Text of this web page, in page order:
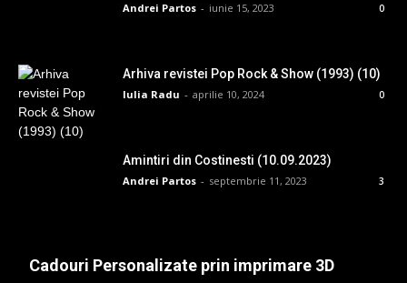
Andrei Partos - iunie 15, 2023 0
Arhiva revistei Pop Rock & Show (1993) (10)
Iulia Radu - aprilie 10, 2024 0
Amintiri din Costinesti (10.09.2023)
Andrei Partos - septembrie 11, 2023 3
Cadouri Personalizate prin imprimare 3D